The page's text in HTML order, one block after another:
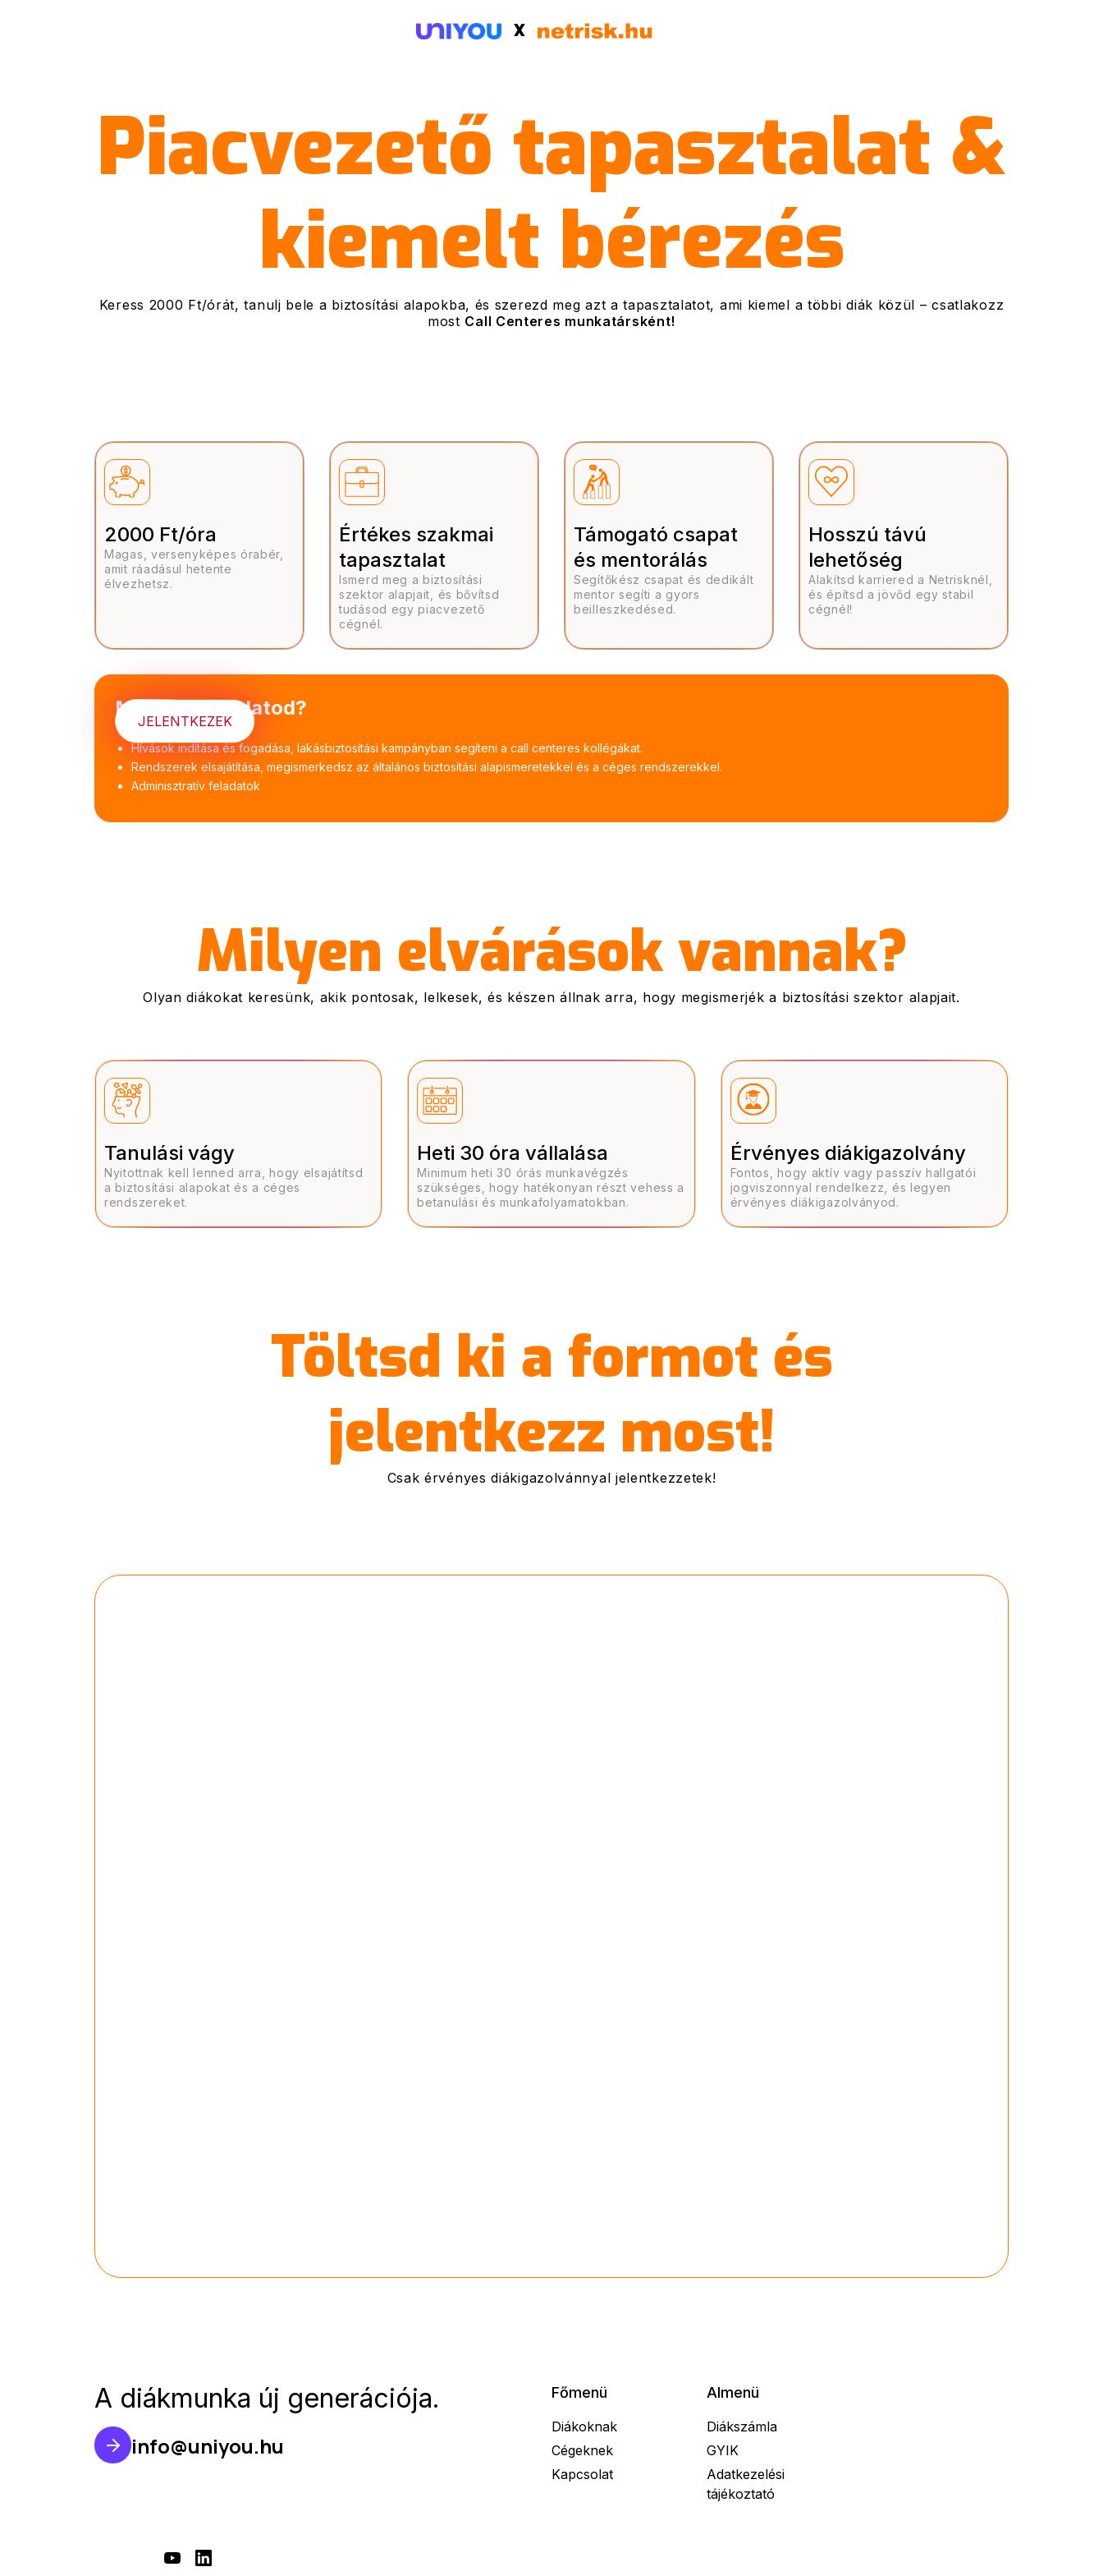
X
Piacvezető tapasztalat &
kiemelt bérezés
Keress 2000 Ft/órát, tanulj bele a biztosítási alapokba, és szerezd meg azt a tapasztalatot, ami kiemel a többi diák közül – csatlakozz
most Call Centeres munkatársként!
2000 Ft/óra
Magas, versenyképes órabér,
amit ráadásul hetente
élvezhetsz.
Értékes szakmai
tapasztalat
Ismerd meg a biztosítási
szektor alapjait, és bővítsd
tudásod egy piacvezető
cégnél.
Támogató csapat
és mentorálás
Segítőkész csapat és dedikált
mentor segíti a gyors
beilleszkedésed.
Hosszú távú
lehetőség
Alakítsd karriered a Netrisknél,
és építsd a jövőd egy stabil
cégnél!
Mi lesz a feladatod?
Hívások indítása és fogadása, lakásbiztosítási kampányban segíteni a call centeres kollégákat.
Rendszerek elsajátítása, megismerkedsz az általános biztosítási alapismeretekkel és a céges rendszerekkel.
Adminisztratív feladatok
JELENTKEZEK
Milyen elvárások vannak?
Olyan diákokat keresünk, akik pontosak, lelkesek, és készen állnak arra, hogy megismerjék a biztosítási szektor alapjait.
Tanulási vágy
Nyitottnak kell lenned arra, hogy elsajátítsd
a biztosítási alapokat és a céges
rendszereket.
Heti 30 óra vállalása
Minimum heti 30 órás munkavégzés
szükséges, hogy hatékonyan részt vehess a
betanulási és munkafolyamatokban.
Érvényes diákigazolvány
Fontos, hogy aktív vagy passzív hallgatói
jogviszonnyal rendelkezz, és legyen
érvényes diákigazolványod.
Töltsd ki a formot és
jelentkezz most!
Csak érvényes diákigazolvánnyal jelentkezzetek!
A diákmunka új generációja.
info@uniyou.hu
Főmenü
Diákoknak
Cégeknek
Kapcsolat
Almenü
Diákszámla
GYIK
Adatkezelési
tájékoztató